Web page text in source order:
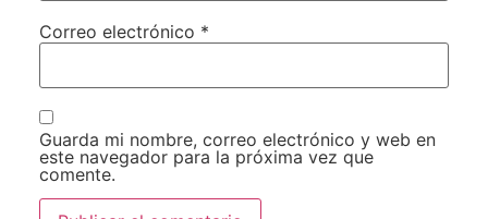
Correo electrónico *
Guarda mi nombre, correo electrónico y web en
este navegador para la próxima vez que
comente.